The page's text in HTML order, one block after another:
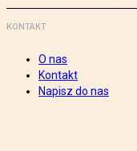
KONTAKT
O nas
Kontakt
Napisz do nas